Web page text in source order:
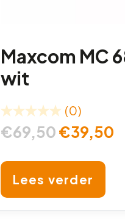
Maxcom MC
wit
(0)
€69,50€39,50
Lees verder